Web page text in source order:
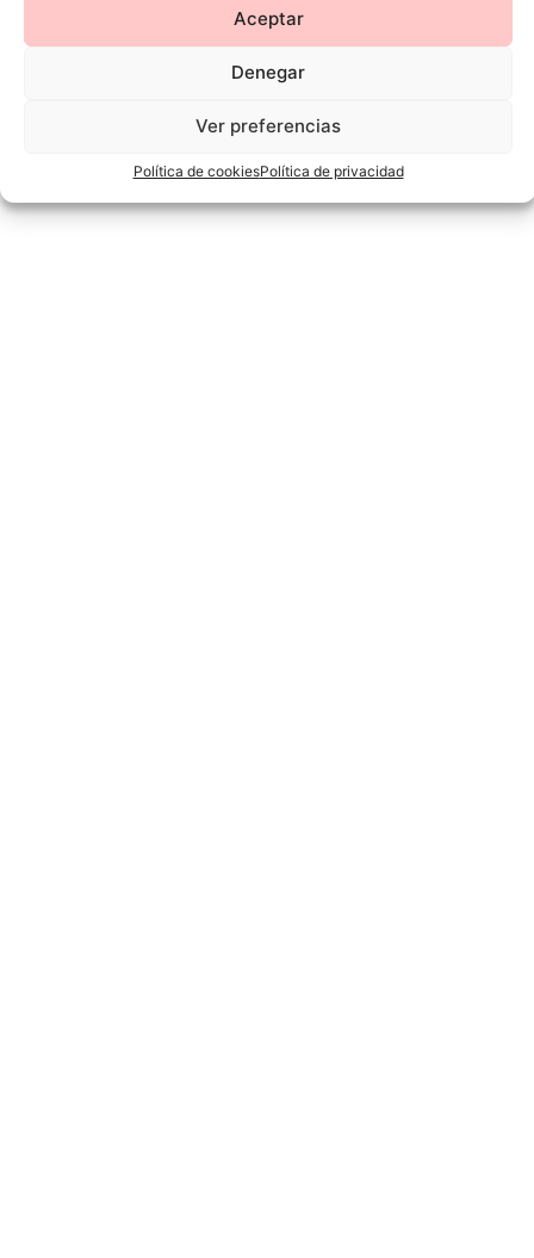
Aceptar
Denegar
Ver preferencias
Política de cookiesPolítica de privacidad